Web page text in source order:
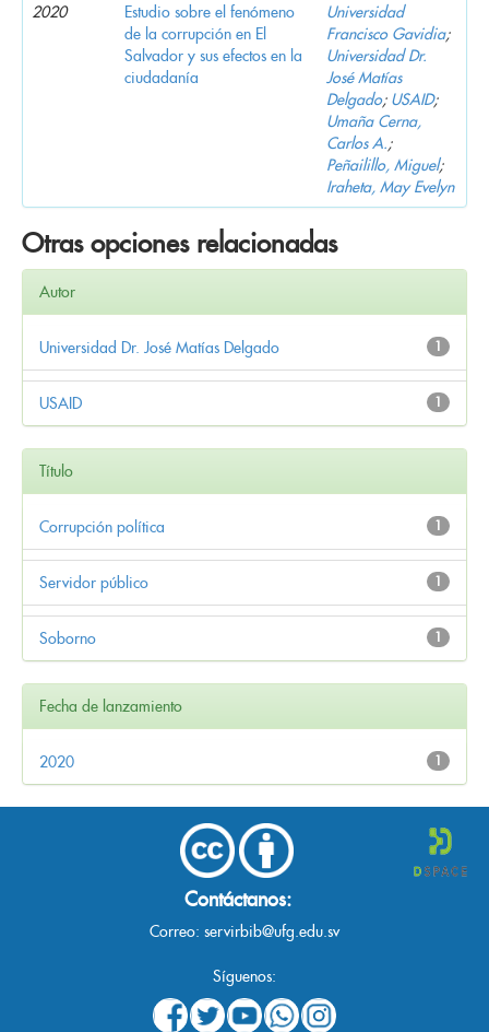
2020
Estudio sobre el fenómeno
de la corrupción en El
Salvador y sus efectos en la
ciudadanía
Universidad
Francisco Gavidia;
Universidad Dr.
José Matías
Delgado; USAID;
Umaña Cerna,
Carlos A.;
Peñailillo, Miguel;
Iraheta, May Evelyn
Otras opciones relacionadas
Autor
1
Universidad Dr. José Matías Delgado
1
USAID
Título
1
Corrupción política
1
Servidor público
1
Soborno
Fecha de lanzamiento
1
2020
Contáctanos:
Correo: servirbib@ufg.edu.sv
Síguenos: